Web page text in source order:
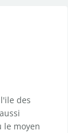
des
le moyen